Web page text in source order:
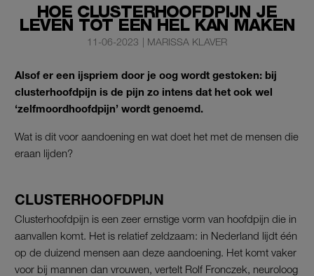
HOE CLUSTERHOOFDPIJN JE
LEVEN TOT EEN HEL KAN MAKEN
11-06-2023 | MARISSA KLAVER
Alsof er een ijspriem door je oog wordt gestoken: bij
clusterhoofdpijn is de pijn zo intens dat het ook wel
‘zelfmoordhoofdpijn’ wordt genoemd.
Wat is dit voor aandoening en wat doet het met de mensen die
eraan lijden?
CLUSTERHOOFDPIJN
Clusterhoofdpijn is een zeer ernstige vorm van hoofdpijn die in
aanvallen komt. Het is relatief zeldzaam: in Nederland lijdt één
op de duizend mensen aan deze aandoening. Het komt vaker
voor bij mannen dan vrouwen, vertelt Rolf Fronczek, neuroloog